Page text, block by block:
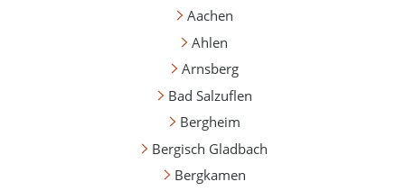
Aachen
Ahlen
Arnsberg
Bad Salzuflen
Bergheim
Bergisch Gladbach
Bergkamen